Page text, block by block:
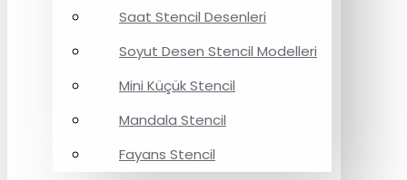
Saat Stencil Desenleri
Soyut Desen Stencil Modelleri
Mini Küçük Stencil
Mandala Stencil
Fayans Stencil